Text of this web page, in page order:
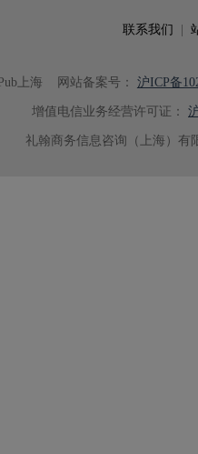
联系我们
上海 网站备案号： 沪ICP备
增值电信业务经营许可证：
礼翰商务信息咨询（上海）